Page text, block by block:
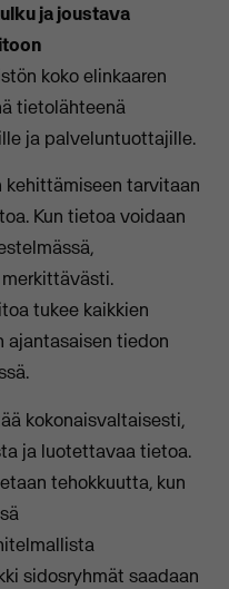
ja joustava
koko elinkaaren
tietolähteenä
ja palveluntuottajille.
kehittämiseen tarvitaan
Kun tietoa voidaan
tukee kaikkien
ajantasaisen tiedon
kokonaisvaltaisesti,
ja luotettavaa tietoa.
tehokkuutta, kun
sidosryhmät saadaan